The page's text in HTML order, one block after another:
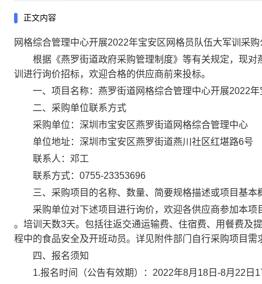
正文内容
网格综合管理中心开展2022年宝安区网格员队伍大军训采购
根据《燕罗街道政府采购管理制度》等有关规定，现对
训进行询价招标，欢迎合格的供应商前来投标。
一、项目名称：燕罗街道网格综合管理中心开展2022年
二、采购单位联系方式
采购单位：深圳市宝安区燕罗街道网格综合管理中心
单位地址：深圳市宝安区燕罗街道燕川社区红堪路6号
联系人：邓工
联系方式：0755-23353696
三、采购项目的名称、数量、简要规格描述或项目基本
采购单位对下述项目进行询价，欢迎各供应商参加本项
。培训天数3天。包括往返交通运输费、住宿费、用餐费及
程中的食品安全及开班动员。详见附件部门自行采购项目需
四、报名须知
1.报名时间（公告有效期）：2022年8月18日-8月22日